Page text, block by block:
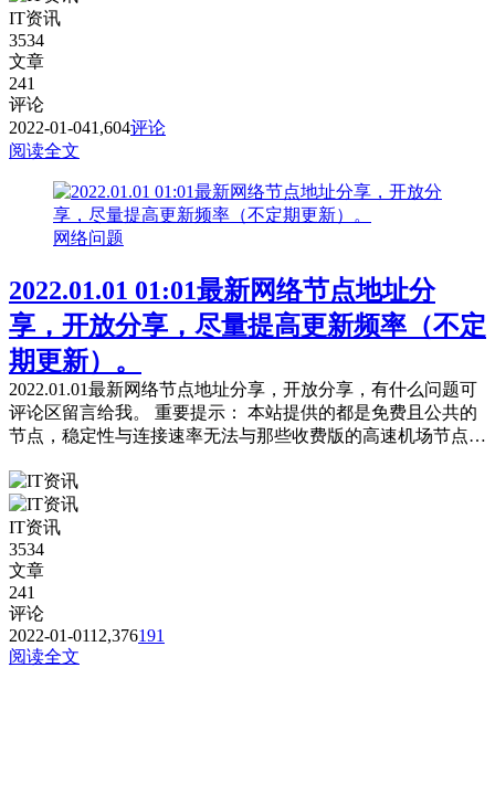
IT资讯
3534
文章
241
评论
2022-01-041,604评论
阅读全文
网络问题
2022.01.01 01:01最新网络节点地址分
享，开放分享，尽量提高更新频率（不定
期更新）。
2022.01.01最新网络节点地址分享，开放分享，有什么问题可
评论区留言给我。 重要提示： 本站提供的都是免费且公共的
节点，稳定性与连接速率无法与那些收费版的高速机场节点相
你自己的网络环境（本地连接当中的DNS，手动配置一下：4
个114，4个1，4.4.8.8，8.8.8.8或是其它公共的DNS。） 第
二：免费公共的节点，用的人太多，稳定性...
IT资讯
3534
文章
241
评论
2022-01-0112,376191
阅读全文